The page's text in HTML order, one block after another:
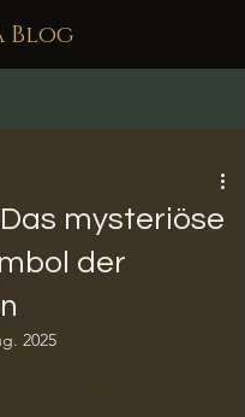
Blog
mysteriöse
der
2025
5 Sternen bewertet.